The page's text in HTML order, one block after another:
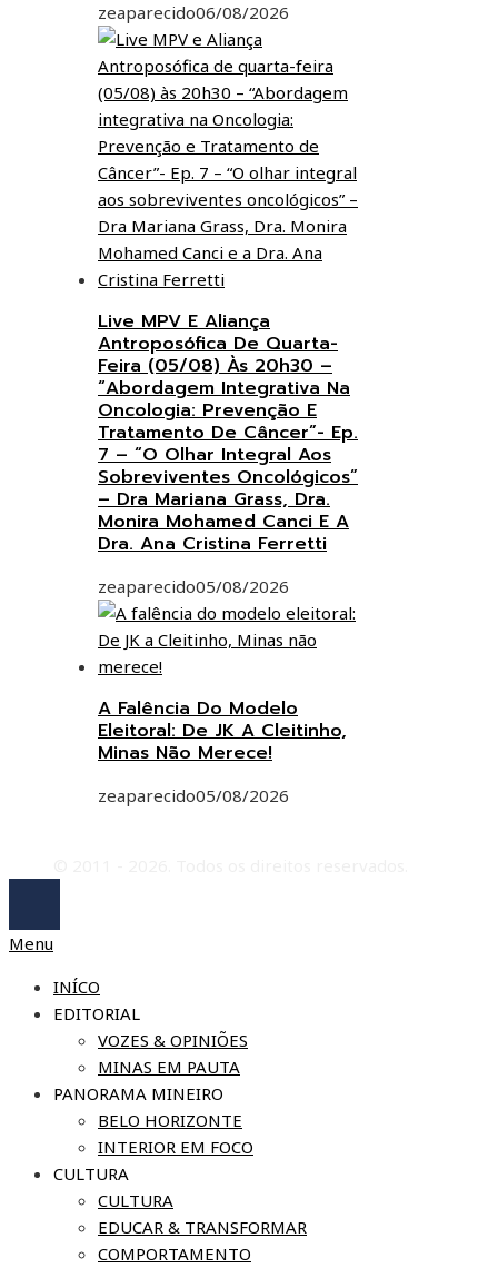
zeaparecido06/08/2026
Live MPV E Aliança
Antroposófica De Quarta-
Feira (05/08) Às 20h30 –
“Abordagem Integrativa Na
Oncologia: Prevenção E
Tratamento De Câncer”- Ep.
7 – “O Olhar Integral Aos
Sobreviventes Oncológicos”
– Dra Mariana Grass, Dra.
Monira Mohamed Canci E A
Dra. Ana Cristina Ferretti
zeaparecido05/08/2026
A Falência Do Modelo
Eleitoral: De JK A Cleitinho,
Minas Não Merece!
zeaparecido05/08/2026
Menu
INÍCO
EDITORIAL
VOZES & OPINIÕES
MINAS EM PAUTA
PANORAMA MINEIRO
BELO HORIZONTE
INTERIOR EM FOCO
CULTURA
CULTURA
EDUCAR & TRANSFORMAR
COMPORTAMENTO